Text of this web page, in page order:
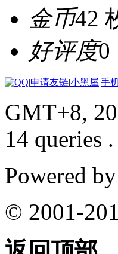
金币42
好评度0
|申请友链|小黑屋|手
GMT+8,
14 queries .
Powered by
© 2001-